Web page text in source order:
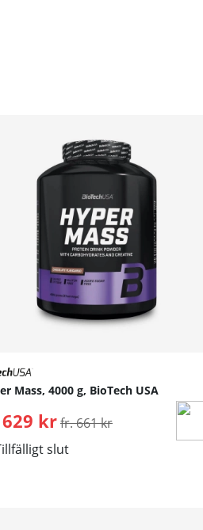
Mass, 4000 g, BioTech USA
krOrdinarie pris:
fr. 661 kr
slut